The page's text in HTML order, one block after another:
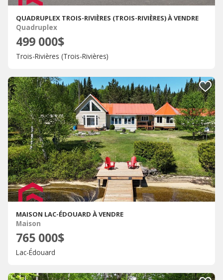
QUADRUPLEX TROIS-RIVIÈRES (TROIS-RIVIÈRES) À VENDRE
Quadruplex
499 000$
Trois-Rivières (Trois-Rivières)
MAISON LAC-ÉDOUARD À VENDRE
Maison
765 000$
Lac-Édouard